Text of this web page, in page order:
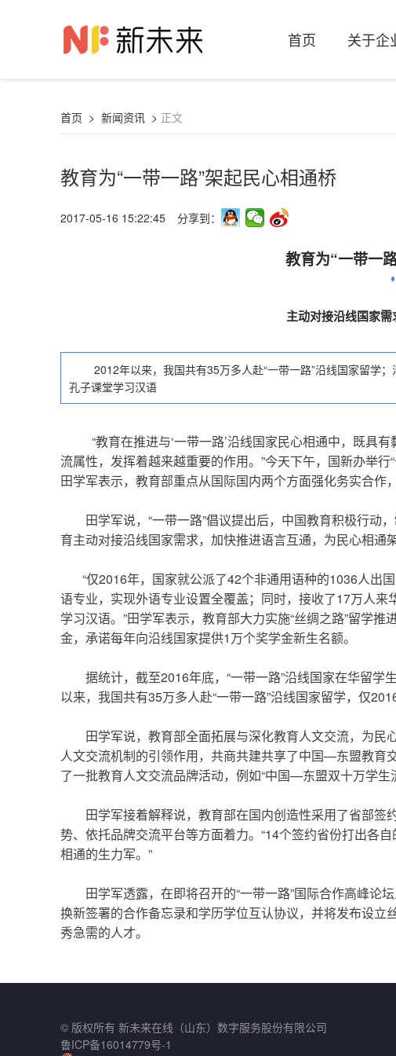
首页 关于企
首页 > 新闻资讯 > 正文
教育为“一带一路”架起民心相通桥
2017-05-16 15:22:45 分享到：
教育为“一带一
主动对接沿线国家
2012年以来，我国共有35万多人赴“一带一路”沿线国家留学；
孔子课堂学习汉语
“教育在推进与‘一带一路’沿线国家民心相通中，既具
流属性，发挥着越来越重要的作用。”今天下午，国新办举
田学军表示，教育部重点从国际国内两个方面强化务实合作
田学军说，“一带一路”倡议提出后，中国教育积极行动
育主动对接沿线国家需求，加快推进语言互通，为民心相通
“仅2016年，国家就公派了42个非通用语种的1036人出
语专业，实现外语专业设置全覆盖；同时，接收了17万人
学习汉语。”田学军表示，教育部大力实施“丝绸之路”留学
金，承诺每年向沿线国家提供1万个奖学金新生名额。
据统计，截至2016年底，“一带一路”沿线国家在华留学
以来，我国共有35万多人赴“一带一路”沿线国家留学，仅
田学军说，教育部全面拓展与深化教育人文交流，为民
人文交流机制的引领作用，共商共建共享了中国—东盟教育
了一批教育人文交流品牌活动，例如“中国—东盟双十万学生
田学军接着解释说，教育部在国内创造性采用了省部签
势、依托品牌交流平台等方面着力。“14个签约省份打出各自
相通的生力军。”
田学军透露，在即将召开的“一带一路”国际合作高峰论
换新签署的合作备忘录和学历学位互认协议，并将发布设
秀急需的人才。
© 版权所有 新未来在线（山东）数字服务股份有限公司
鲁ICP备16014779号-1